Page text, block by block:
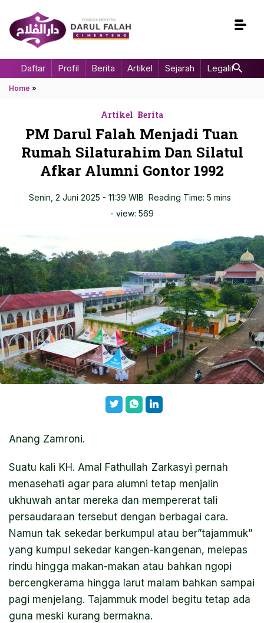
Daftar Profil Berita Artikel Sejarah Legalitas
Home »
Artikel Berita
PM Darul Falah Menjadi Tuan
Rumah Silaturahim Dan Silatul
Afkar Alumni Gontor 1992
Senin, 2 Juni 2025 - 11:39 WIB Reading Time: 5 mins
- view: 569
Anang Zamroni.
Suatu kali KH. Amal Fathullah Zarkasyi pernah
menasehati agar para alumni tetap menjalin
ukhuwah antar mereka dan mempererat tali
persaudaraan tersebut dengan berbagai cara.
Namun tak sekedar berkumpul atau ber”tajammuk”
yang kumpul sekedar kangen-kangenan, melepas
rindu hingga makan-makan atau bahkan ngopi
bercengkerama hingga larut malam bahkan sampai
pagi menjelang. Tajammuk model begitu tetap ada
guna meski kurang bermakna.